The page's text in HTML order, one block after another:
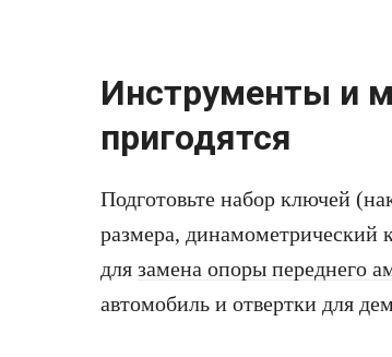
Инструменты и
пригодятся
Подготовьте набор ключей
размера, динамометрический
для замена опоры переднего
автомобиль и отвертки для